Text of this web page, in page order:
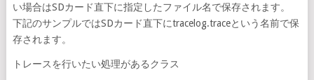
い場合はSDカード直下に指定したファイル名で保存されます。
下記のサンプルではSDカード直下にtracelog.traceという名前で保
存されます。
トレースを行いたい処理があるクラス